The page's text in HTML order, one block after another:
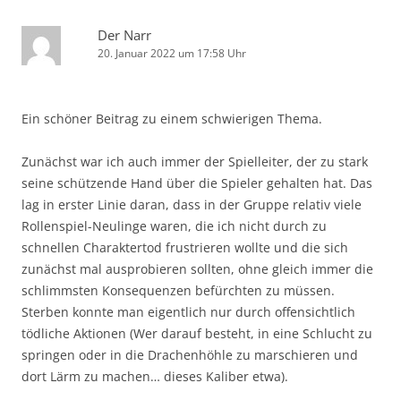
Der Narr
20. Januar 2022 um 17:58 Uhr
Ein schöner Beitrag zu einem schwierigen Thema.
Zunächst war ich auch immer der Spielleiter, der zu stark
seine schützende Hand über die Spieler gehalten hat. Das
lag in erster Linie daran, dass in der Gruppe relativ viele
Rollenspiel-Neulinge waren, die ich nicht durch zu
schnellen Charaktertod frustrieren wollte und die sich
zunächst mal ausprobieren sollten, ohne gleich immer die
schlimmsten Konsequenzen befürchten zu müssen.
Sterben konnte man eigentlich nur durch offensichtlich
tödliche Aktionen (Wer darauf besteht, in eine Schlucht zu
springen oder in die Drachenhöhle zu marschieren und
dort Lärm zu machen… dieses Kaliber etwa).